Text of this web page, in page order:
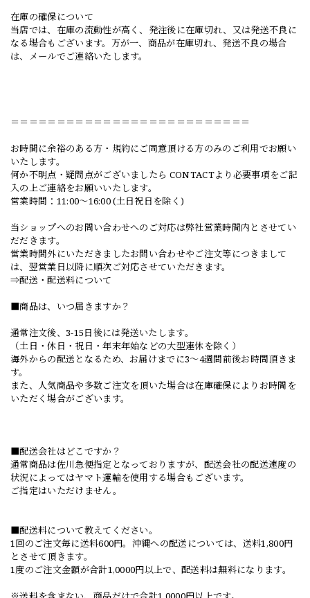
在庫の確保について
当店では、在庫の流動性が高く、発注後に在庫切れ、又は発送不良に
なる場合もございます。万が一、商品が在庫切れ、発送不良の場合
は、メールでご連絡いたします。
＝＝＝＝＝＝＝＝＝＝＝＝＝＝＝＝＝＝＝＝＝＝＝＝＝＝
お時間に余裕のある方・規約にご同意頂ける方のみのご利用でお願い
いたします。
何か不明点・疑問点がございましたら CONTACTより必要事項をご記
入の上ご連絡をお願いいたします。
営業時間：11:00〜16:00 (土日祝日を除く)
当ショップへのお問い合わせへのご対応は弊社営業時間内とさせてい
だだきます。
営業時間外にいただきましたお問い合わせやご注文等につきまして
は、翌営業日以降に順次ご対応させていただきます。
⇒配送・配送料について
■商品は、いつ届きますか？
通常注文後、3-15日後には発送いたします。
（土日・休日・祝日・年末年始などの大型連休を除く）
海外からの配送となるため、お届けまでに3〜4週間前後お時間頂きま
す。
また、人気商品や多数ご注文を頂いた場合は在庫確保によりお時間を
いただく場合がございます。
■配送会社はどこですか？
通常商品は佐川急便指定となっておりますが、配送会社の配送速度の
状況によってはヤマト運輸を使用する場合もございます。
ご指定はいただけません。
■配送料について教えてください。
1回のご注文毎に送料600円。沖縄への配送については、送料1,800円
とさせて頂きます。
1度のご注文金額が合計1,0000円以上で、配送料は無料になります。